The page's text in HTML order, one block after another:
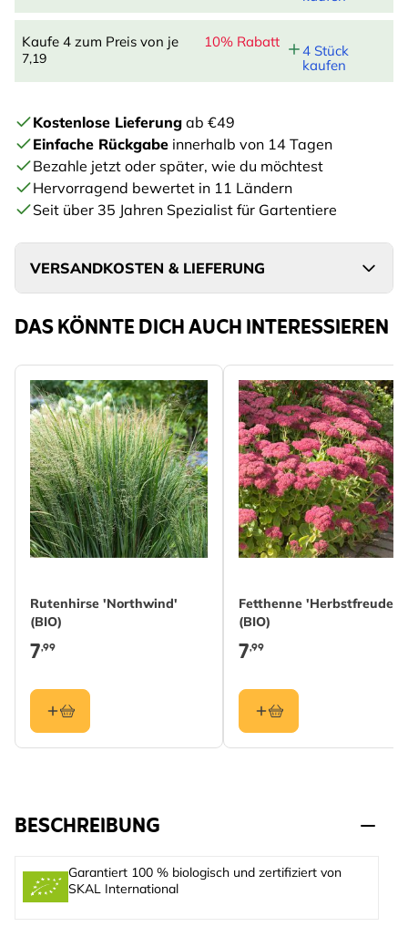
Kaufe 4 zum Preis von je
7,19
10% Rabatt
4 Stück
kaufen
Kostenlose Lieferung ab €49
Einfache Rückgabe innerhalb von 14 Tagen
Bezahle jetzt oder später, wie du möchtest
Hervorragend bewertet in 11 Ländern
Seit über 35 Jahren Spezialist für Gartentiere
VERSANDKOSTEN & LIEFERUNG
DAS KÖNNTE DICH AUCH INTERESSIEREN
Rutenhirse 'Northwind'
(BIO)
7,99
Fetthenne 'Herbstfreude'
(BIO)
7,99
BESCHREIBUNG
Garantiert 100 % biologisch und zertifiziert von
SKAL International